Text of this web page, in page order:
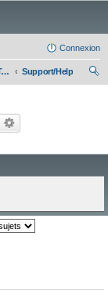
Connexion
[MSFS] Gap-Tallard LFNA
Support/Help